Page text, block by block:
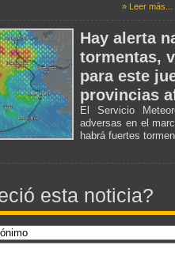
» Leer más...
Hay alerta
tormentas,
para este
provincias
El Servicio
adversas en el
habrá fuertes
esta noticia?